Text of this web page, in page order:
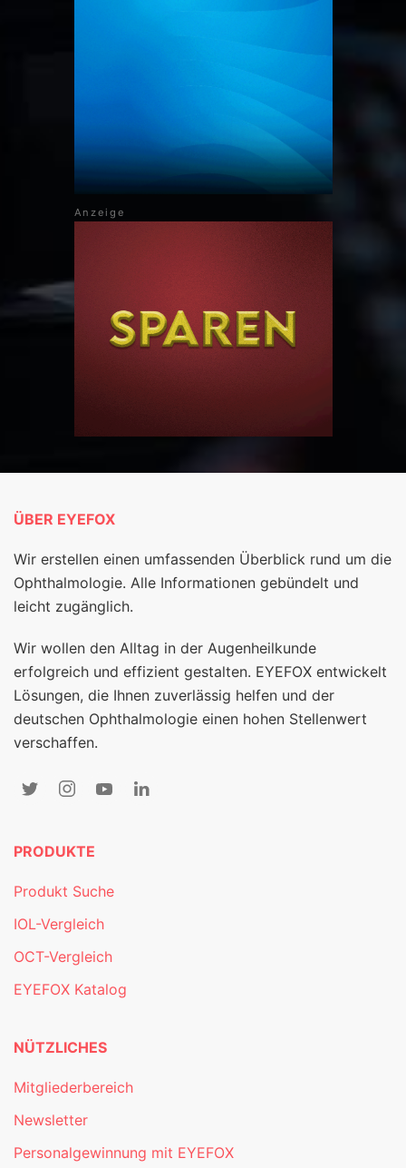
ÜBER EYEFOX
Wir erstellen einen umfassenden Überblick rund um die
Ophthalmologie. Alle Informationen gebündelt und
leicht zugänglich.
Wir wollen den Alltag in der Augenheilkunde
erfolgreich und effizient gestalten. EYEFOX entwickelt
Lösungen, die Ihnen zuverlässig helfen und der
deutschen Ophthalmologie einen hohen Stellenwert
verschaffen.
PRODUKTE
Produkt Suche
IOL-Vergleich
OCT-Vergleich
EYEFOX Katalog
NÜTZLICHES
Mitgliederbereich
Newsletter
Personalgewinnung mit EYEFOX